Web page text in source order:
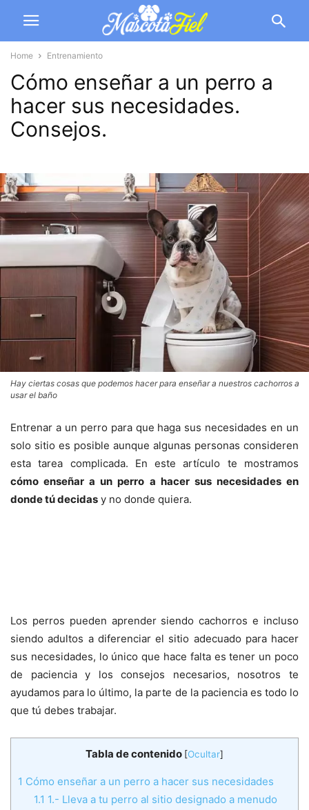
Home Entrenamiento
Cómo enseñar a un perro a
hacer sus necesidades.
Consejos.
Hay ciertas cosas que podemos hacer para enseñar a nuestros cachorros a
usar el baño
Entrenar a un perro para que haga sus necesidades en un
solo sitio es posible aunque algunas personas consideren
esta tarea complicada. En este artículo te mostramos
cómo enseñar a un perro a hacer sus necesidades en
donde tú decidas y no donde quiera.
Los perros pueden aprender siendo cachorros e incluso
siendo adultos a diferenciar el sitio adecuado para hacer
sus necesidades, lo único que hace falta es tener un poco
de paciencia y los consejos necesarios, nosotros te
ayudamos para lo último, la parte de la paciencia es todo lo
que tú debes trabajar.
Tabla de contenido [Ocultar]
1 Cómo enseñar a un perro a hacer sus necesidades
1.1 1.- Lleva a tu perro al sitio designado a menudo